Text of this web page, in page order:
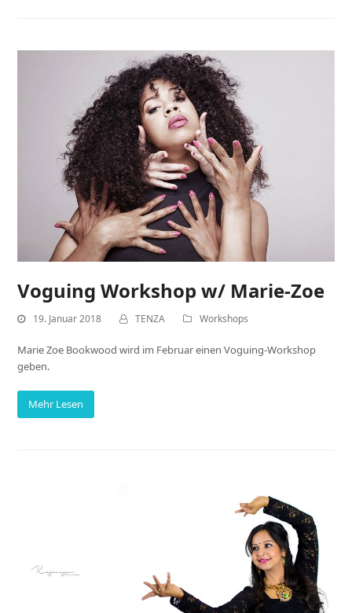
Voguing Workshop w/ Marie-Zoe
19. Januar 2018 TENZA Workshops
Marie Zoe Bookwood wird im Februar einen Voguing-Workshop
geben.
Mehr Lesen